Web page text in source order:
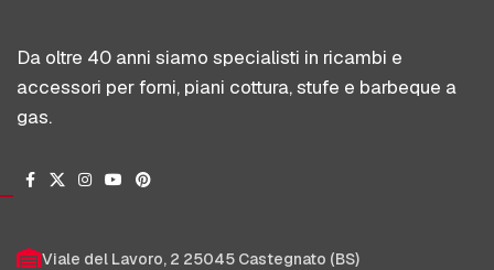
Da oltre 40 anni siamo specialisti in ricambi e
accessori per forni, piani cottura, stufe e barbeque a
gas.
Viale del Lavoro, 2 25045 Castegnato (BS)